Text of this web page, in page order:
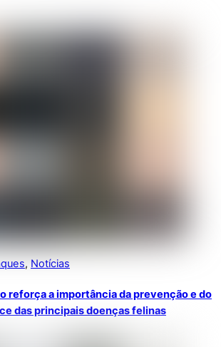
, Notícias
reforça a importância da prevenção e do
das principais doenças felinas